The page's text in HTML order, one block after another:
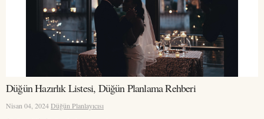
Düğün Hazırlık Listesi, Düğün Planlama Rehberi
Nisan 04, 2024Düğün Planlayıcısı